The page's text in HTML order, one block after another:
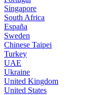
Singapore
South Africa
España
Sweden
Chinese Taipei
Turkey
UAE
Ukraine
United Kingdom
United States